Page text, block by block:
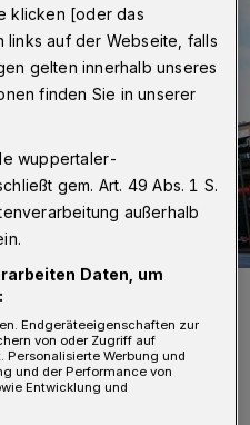
still steht, geht es mit dem
klicken [oder das
links auf der Webseite, falls
gelten innerhalb unseres
finden Sie in unserer
wuppertaler-
gem. Art. 49 Abs. 1 S.
außerhalb
Daten, um
Endgeräteeigenschaften zur
von oder Zugriff auf
Werbung und
und der Performance von
Entwicklung und